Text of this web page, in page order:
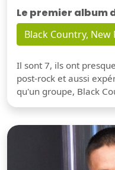
Le premier album
Black Country, New
Il sont 7, ils ont
post-rock et aussi
qu'un groupe, Black